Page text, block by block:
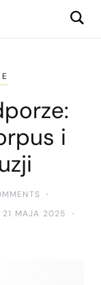
i
21 MAJA 2025